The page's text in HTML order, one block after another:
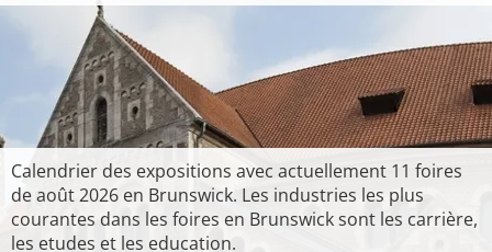
Calendrier des expositions avec actuellement 11 foires
de août 2026 en Brunswick. Les industries les plus
courantes dans les foires en Brunswick sont les carrière,
les etudes et les education.